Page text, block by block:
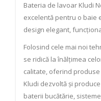
Bateria de lavoar Kludi
excelentă pentru o baie
design elegant,
Folosind cele mai noi
se ridică la înălțimea
calitate, oferind
Kludi dezvoltă și
baterii bucătărie,